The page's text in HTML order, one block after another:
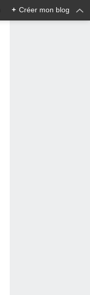
+ Créer mon blog